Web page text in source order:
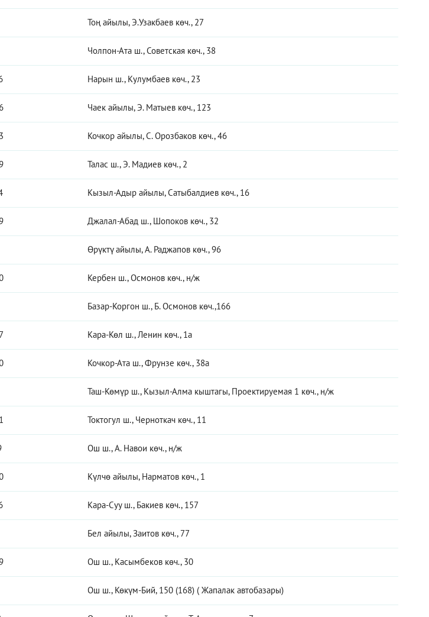
Тоң айылы, Э.Узакбаев көч., 27
Чолпон-Ата ш., Советская көч., 38
Нарын ш., Кулумбаев көч., 23
Чаек айылы, Э. Матыев көч., 123
Кочкор айылы, С. Орозбаков көч., 46
Талас ш., Э. Мадиев көч., 2
Кызыл-Адыр айылы, Сатыбалдиев көч., 16
Джалал-Абад ш., Шопоков көч., 32
Өрүктү айылы, А. Раджапов көч., 96
Кербен ш., Осмонов көч., н/ж
Базар-Коргон ш., Б. Осмонов көч.,166
Кара-Көл ш., Ленин көч., 1а
Кочкор-Ата ш., Фрунзе көч., 38а
Таш-Көмүр ш., Кызыл-Алма кыштагы, Проектируемая 1 көч., н/ж
Токтогул ш., Черноткач көч., 11
Ош ш., А. Навои көч., н/ж
Күлчө айылы, Нарматов көч., 1
Кара-Суу ш., Бакиев көч., 157
Бел айылы, Заитов көч., 77
Ош ш., Касымбеков көч., 30
Ош ш., Көкүм-Бий, 150 (168) ( Жапалак автобазары)